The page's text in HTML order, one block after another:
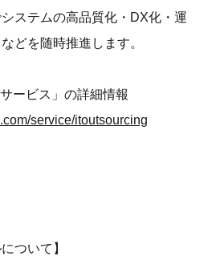
ステムの高品質化・DX化・運
どを随時推進します。
ービス」の詳細情報
service/itoutsourcing
ついて】